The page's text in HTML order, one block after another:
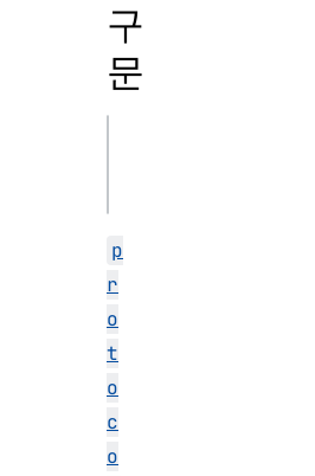
구
문
p
r
o
t
o
c
o